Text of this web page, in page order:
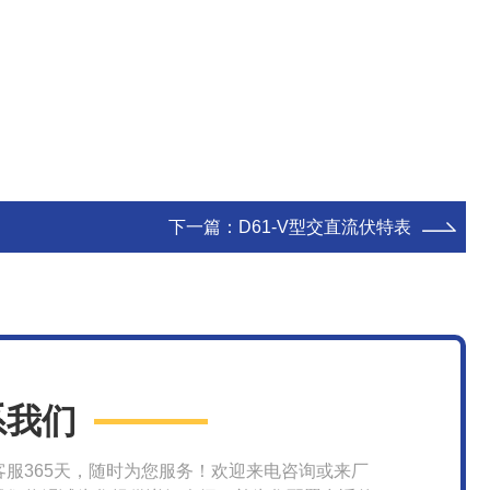
下一篇： D61-V型交直流伏特表
们
服365天，随时为您服务！欢迎来电咨询或来厂